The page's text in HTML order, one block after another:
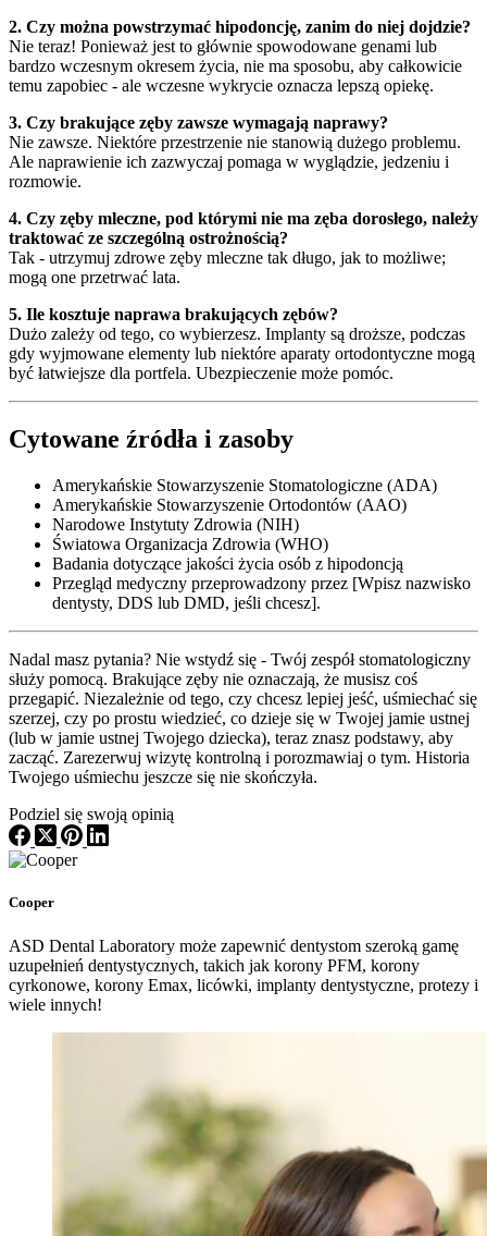
2. Czy można powstrzymać hipodoncję, zanim do niej dojdzie?
Nie teraz! Ponieważ jest to głównie spowodowane genami lub
bardzo wczesnym okresem życia, nie ma sposobu, aby całkowicie
temu zapobiec - ale wczesne wykrycie oznacza lepszą opiekę.
3. Czy brakujące zęby zawsze wymagają naprawy?
Nie zawsze. Niektóre przestrzenie nie stanowią dużego problemu.
Ale naprawienie ich zazwyczaj pomaga w wyglądzie, jedzeniu i
rozmowie.
4. Czy zęby mleczne, pod którymi nie ma zęba dorosłego, należy
traktować ze szczególną ostrożnością?
Tak - utrzymuj zdrowe zęby mleczne tak długo, jak to możliwe;
mogą one przetrwać lata.
5. Ile kosztuje naprawa brakujących zębów?
Dużo zależy od tego, co wybierzesz. Implanty są droższe, podczas
gdy wyjmowane elementy lub niektóre aparaty ortodontyczne mogą
być łatwiejsze dla portfela. Ubezpieczenie może pomóc.
Cytowane źródła i zasoby
Amerykańskie Stowarzyszenie Stomatologiczne (ADA)
Amerykańskie Stowarzyszenie Ortodontów (AAO)
Narodowe Instytuty Zdrowia (NIH)
Światowa Organizacja Zdrowia (WHO)
Badania dotyczące jakości życia osób z hipodoncją
Przegląd medyczny przeprowadzony przez [Wpisz nazwisko
dentysty, DDS lub DMD, jeśli chcesz].
Nadal masz pytania? Nie wstydź się - Twój zespół stomatologiczny
służy pomocą. Brakujące zęby nie oznaczają, że musisz coś
przegapić. Niezależnie od tego, czy chcesz lepiej jeść, uśmiechać się
szerzej, czy po prostu wiedzieć, co dzieje się w Twojej jamie ustnej
(lub w jamie ustnej Twojego dziecka), teraz znasz podstawy, aby
zacząć. Zarezerwuj wizytę kontrolną i porozmawiaj o tym. Historia
Twojego uśmiechu jeszcze się nie skończyła.
Podziel się swoją opinią
Cooper
ASD Dental Laboratory może zapewnić dentystom szeroką gamę
uzupełnień dentystycznych, takich jak korony PFM, korony
cyrkonowe, korony Emax, licówki, implanty dentystyczne, protezy i
wiele innych!